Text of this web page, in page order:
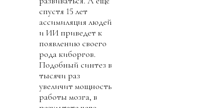
спустя 15 лет
ассимиляция людей
и ИИ приведет к
появлению своего
рода киборгов.
Подобный синтез в
тысячи раз
увеличит мощность
работы мозга, в